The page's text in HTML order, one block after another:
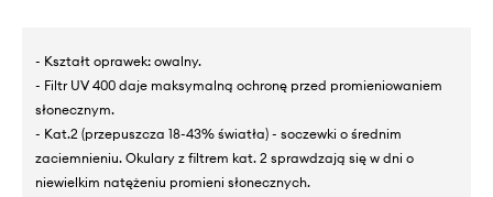
- Kształt oprawek: owalny.
- Filtr UV 400 daje maksymalną ochronę przed promieniowaniem
słonecznym.
- Kat.2 (przepuszcza 18-43% światła) - soczewki o średnim
zaciemnieniu. Okulary z filtrem kat. 2 sprawdzają się w dni o
niewielkim natężeniu promieni słonecznych.